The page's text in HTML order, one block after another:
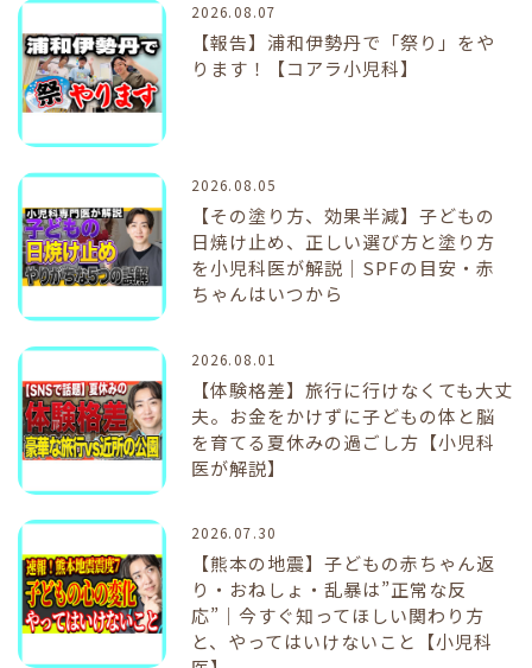
2026.08.07
【報告】浦和伊勢丹で「祭り」をや
ります！【コアラ小児科】
2026.08.05
【その塗り方、効果半減】子どもの
日焼け止め、正しい選び方と塗り方
を小児科医が解説｜SPFの目安・赤
ちゃんはいつから
2026.08.01
【体験格差】旅行に行けなくても大丈
夫。お金をかけずに子どもの体と脳
を育てる夏休みの過ごし方【小児科
医が解説】
2026.07.30
【熊本の地震】子どもの赤ちゃん返
り・おねしょ・乱暴は”正常な反
応”｜今すぐ知ってほしい関わり方
と、やってはいけないこと【小児科